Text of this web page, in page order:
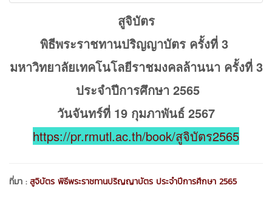
สูจิบัตร
พิธีพระราชทานปริญญาบัตร ครั้งที่ 3
มหาวิทยาลัยเทคโนโลยีราชมงคลล้านนา ครั้งที่ 3
ประจำปีการศึกษา 2565
วันจันทร์ที่ 19 กุมภาพันธ์ 2567
https://pr.rmutl.ac.th/book/สูจิบัตร2565
ที่มา :สูจิบัตร พิธีพระราชทานปริญญาบัตร ประจำปีการศึกษา 2565